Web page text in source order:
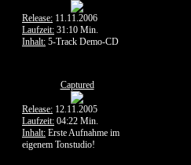
Release: 11.11.2006
Laufzeit: 31:10 Min.
Inhalt: 5-Track Demo-CD
Captured
Release: 12.11.2005
Laufzeit: 04:22 Min.
Inhalt: Erste Aufnahme im
eigenem Tonstudio!